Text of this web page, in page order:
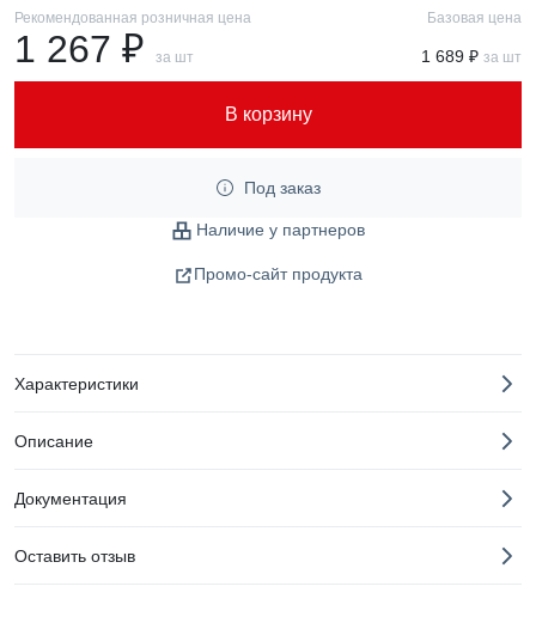
Рекомендованная розничная цена
1 267 ₽ за шт
Базовая цена
1 689 ₽ за шт
В корзину
Под заказ
Наличие у партнеров
Промо-сайт продукта
Характеристики
Описание
Документация
Оставить отзыв